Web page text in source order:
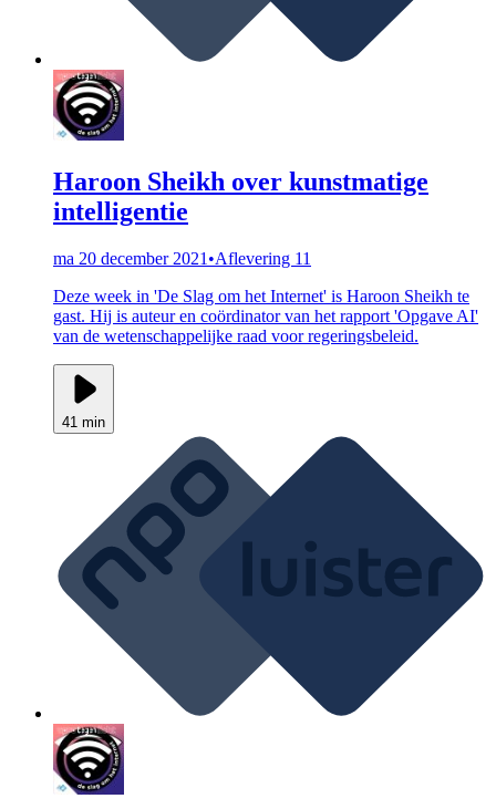
Haroon Sheikh over kunstmatige
intelligentie
ma 20 december 2021 •Aflevering 11
Deze week in 'De Slag om het Internet' is Haroon Sheikh te
gast. Hij is auteur en coördinator van het rapport 'Opgave AI'
van de wetenschappelijke raad voor regeringsbeleid.
41 min